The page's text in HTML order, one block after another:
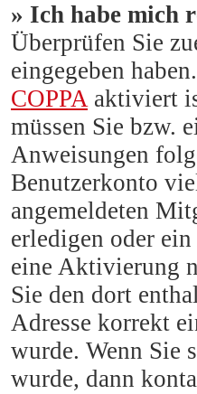
» Ich habe mich
Überprüfen Sie
eingegeben
COPPAaktiviert
müssen Sie bzw.
Anweisungen
Benutzerkonto
angemeldeten
erledigen oder
eine Aktivierung
Sie den dort
Adresse korrekt
wurde. Wenn Sie
wurde, dann